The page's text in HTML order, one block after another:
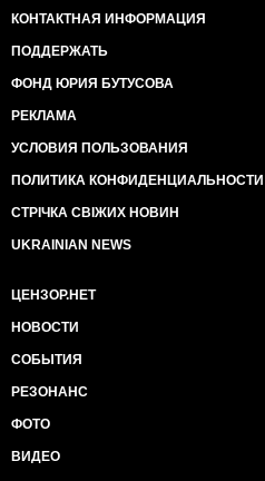
КОНТАКТНАЯ ИНФОРМАЦИЯ
ПОДДЕРЖАТЬ
ФОНД ЮРИЯ БУТУСОВА
РЕКЛАМА
УСЛОВИЯ ПОЛЬЗОВАНИЯ
ПОЛИТИКА КОНФИДЕНЦИАЛЬНОСТИ
СТРІЧКА СВІЖИХ НОВИН
UKRAINIAN NEWS
ЦЕНЗОР.НЕТ
НОВОСТИ
СОБЫТИЯ
РЕЗОНАНС
ФОТО
ВИДЕО